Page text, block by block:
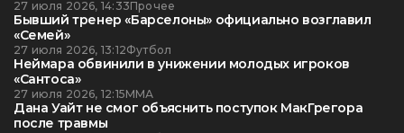
27 июля 2026, 14:33Прочее
Бывший тренер «Барселоны» официально возглавил
«Семей»
27 июля 2026, 13:12Футбол
Неймара обвинили в унижении молодых игроков
«Сантоса»
27 июля 2026, 12:15ММА
Дана Уайт не смог объяснить поступок МакГрегора
после травмы